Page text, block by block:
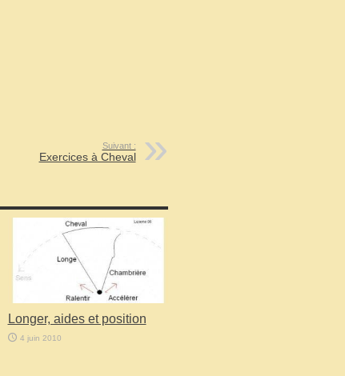
Suivant :
Exercices à Cheval
Longer, aides et position
4 juin 2010